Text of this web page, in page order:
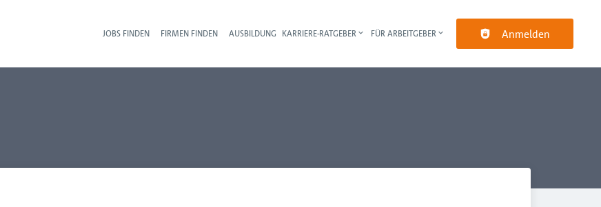
Haupt-Navigation
JOBS FINDEN FIRMEN FINDEN AUSBILDUNG KARRIERE-RATGEBER FÜR ARBEITGEBER Anmelden